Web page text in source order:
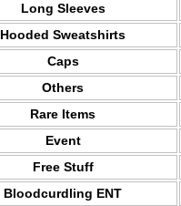
Long Sleeves
Hooded Sweatshirts
Caps
Others
Rare Items
Event
Free Stuff
Bloodcurdling ENT